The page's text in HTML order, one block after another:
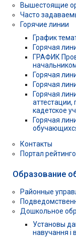
Вышестоящие
Часто
Горячие линии
График
Горячая
ГРАФИК
Горячая
Горячая
Горячая
кадетское
Горячая
Контакты
Портал
Образование
Районные
Дошкольное
Установы
навучання і